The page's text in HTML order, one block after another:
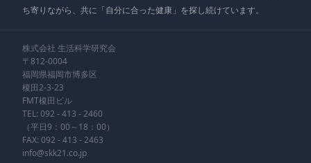
ち寄りながら、共に「自分に合った健康」を探し続けています。
株式会社 生活科学研究会
〒812-0004
福岡県福岡市博多区
榎田2-3-23
FMT榎田ビル
TEL: 092 - 413 - 2460
（平日9：00～18：00）
FAX: 092 - 413 - 2463
info@skk21.co.jp